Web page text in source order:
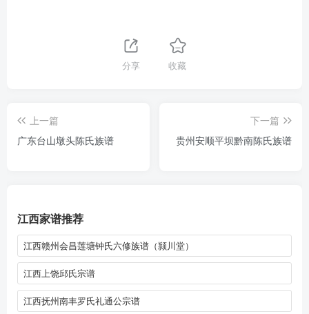
分享 收藏
上一篇
广东台山墩头陈氏族谱
下一篇
贵州安顺平坝黔南陈氏族谱
江西家谱推荐
江西赣州会昌莲塘钟氏六修族谱（颕川堂）
江西上饶邱氏宗谱
江西抚州南丰罗氏礼通公宗谱